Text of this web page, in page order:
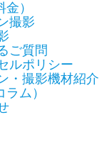
）
撮影
ご質問
ルポリシー
・撮影機材紹介
ム）